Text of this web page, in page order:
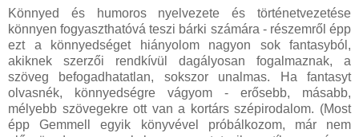
Könnyed és humoros nyelvezete és történetvezetése
könnyen fogyaszthatóvá teszi bárki számára - részemről épp
ezt a könnyedséget hiányolom nagyon sok fantasyból,
akiknek szerzői rendkívül dagályosan fogalmaznak, a
szöveg befogadhatatlan, sokszor unalmas. Ha fantasyt
olvasnék, könnyedségre vágyom - erősebb, másabb,
mélyebb szövegekre ott van a kortárs szépirodalom. (Most
épp Gemmell egyik könyvével próbálkozom, már nem